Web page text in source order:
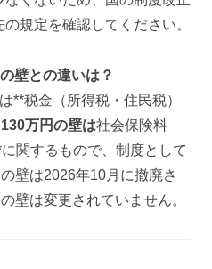
規定を確認してください。
壁との違いは？
**税金（所得税・住民税）
万円の壁は社会保険料
関するもので、制度として
壁は2026年10月に撤廃さ
壁は変更されていません。